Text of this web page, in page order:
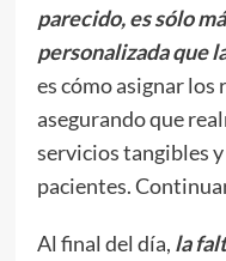
parecido, es sólo
personalizada que
es cómo asignar
asegurando que
servicios tangibles
pacientes.
Al final del día, la